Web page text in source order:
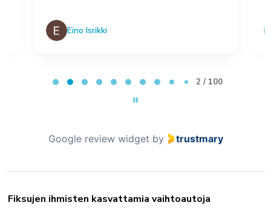
Eino Isrikki
2 / 100
Google review widget by trustmary
Fiksujen ihmisten kasvattamia vaihtoautoja